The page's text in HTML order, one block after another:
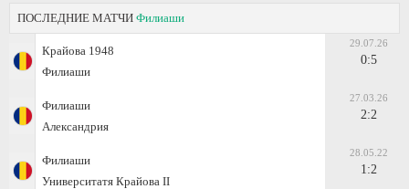
ПОСЛЕДНИЕ МАТЧИ Филиаши
Крайова 1948
Филиаши
29.07.26
0:5
Филиаши
Александрия
27.03.26
2:2
Филиаши
Университатя Крайова II
28.05.22
1:2